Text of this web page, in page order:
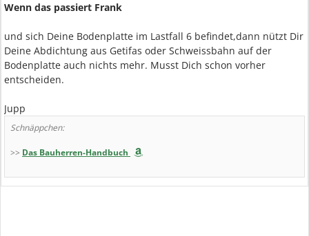
Wenn das passiert Frank
und sich Deine Bodenplatte im Lastfall 6 befindet,dann nützt Dir
Deine Abdichtung aus Getifas oder Schweissbahn auf der
Bodenplatte auch nichts mehr. Musst Dich schon vorher
entscheiden.
Jupp
Schnäppchen:
>> Das Bauherren-Handbuch